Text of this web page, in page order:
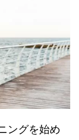
ングを始め